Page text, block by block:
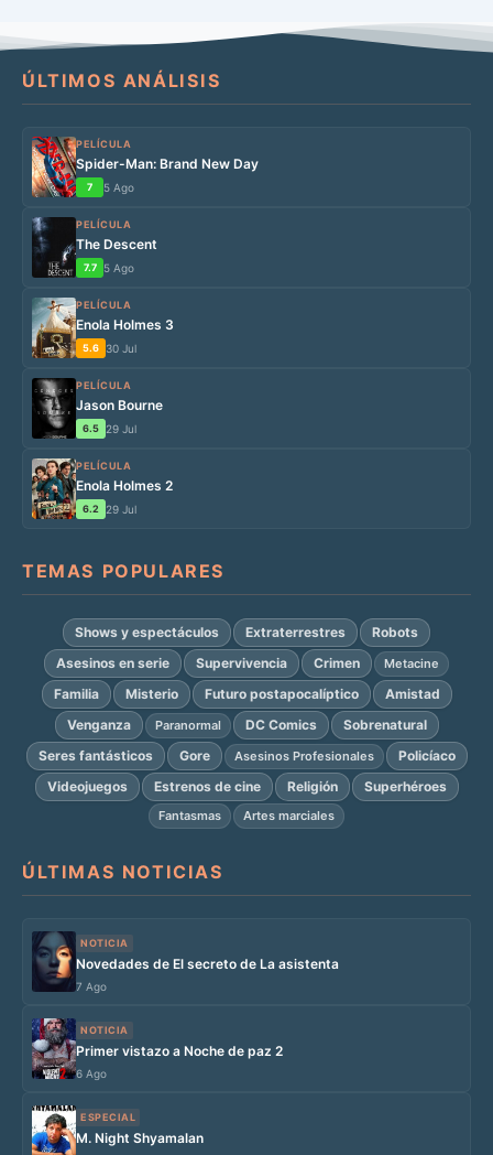
ÚLTIMOS ANÁLISIS
PELÍCULA
Spider-Man: Brand New Day
7 5 Ago
PELÍCULA
The Descent
7.7 5 Ago
PELÍCULA
Enola Holmes 3
5.6 30 Jul
PELÍCULA
Jason Bourne
6.5 29 Jul
PELÍCULA
Enola Holmes 2
6.2 29 Jul
TEMAS POPULARES
Shows y espectáculos Extraterrestres
Robots
Asesinos en serie
Supervivencia Crimen Metacine
Familia Misterio Futuro postapocalíptico
Amistad
Venganza
Paranormal DC Comics
Sobrenatural
Seres fantásticos
Gore Asesinos Profesionales
Policíaco
Videojuegos
Estrenos de cine Religión Superhéroes
Fantasmas Artes marciales
ÚLTIMAS NOTICIAS
NOTICIA
Novedades de El secreto de La asistenta
7 Ago
NOTICIA
Primer vistazo a Noche de paz 2
6 Ago
ESPECIAL
M. Night Shyamalan